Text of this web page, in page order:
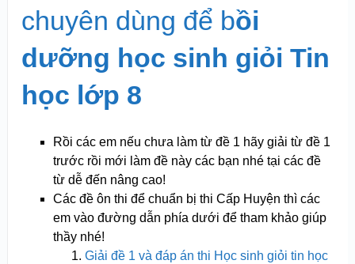
chuyên dùng để bồi
dưỡng học sinh giỏi Tin
học lớp 8
Rồi các em nếu chưa làm từ đề 1 hãy giải từ đề 1
trước rồi mới làm đề này các bạn nhé tại các đề
từ dễ đến nâng cao!
Các đề ôn thi để chuẩn bị thi Cấp Huyện thì các
em vào đường dẫn phía dưới để tham khảo giúp
thầy nhé!
Giải đề 1 và đáp án thi Học sinh giỏi tin học